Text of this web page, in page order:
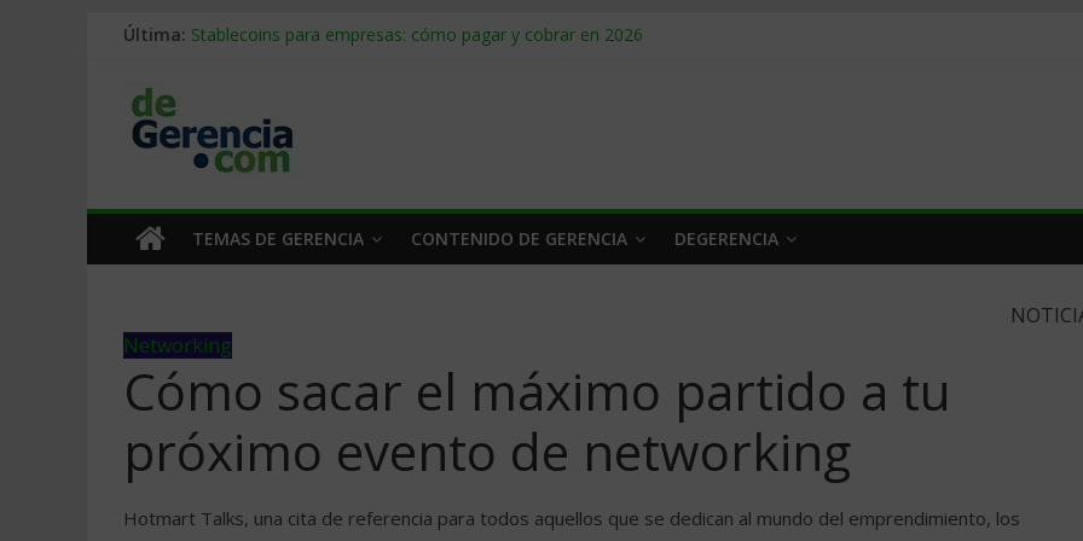
Última: Stablecoins para empresas: cómo pagar y cobrar en 2026
Trabajo forzoso en la cadena de suministro: qué hacer
Mercado hispano de EE. UU.: cómo segmentarlo y venderle
TEMAS DE GERENCIA CONTENIDO DE GERENCIA DEGERENCIA
Networking
Cómo sacar el máximo partido a tu
próximo evento de networking
Hotmart Talks, una cita de referencia para todos aquellos que se dedican al mundo del emprendimiento, los